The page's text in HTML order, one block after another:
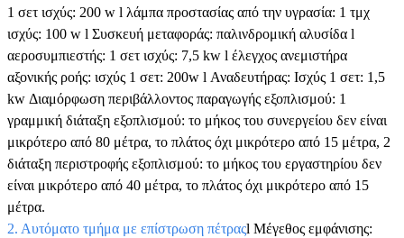
1 σετ ισχύς: 200 w l λάμπα προστασίας από την υγρασία: 1 τμχ
ισχύς: 100 w l Συσκευή μεταφοράς: παλινδρομική αλυσίδα l
αεροσυμπιεστής: 1 σετ ισχύς: 7,5 kw l έλεγχος ανεμιστήρα
αξονικής ροής: ισχύς 1 σετ: 200w l Αναδευτήρας: Ισχύς 1 σετ: 1,5
kw Διαμόρφωση περιβάλλοντος παραγωγής εξοπλισμού: 1
γραμμική διάταξη εξοπλισμού: το μήκος του συνεργείου δεν είναι
μικρότερο από 80 μέτρα, το πλάτος όχι μικρότερο από 15 μέτρα, 2
διάταξη περιστροφής εξοπλισμού: το μήκος του εργαστηρίου δεν
είναι μικρότερο από 40 μέτρα, το πλάτος όχι μικρότερο από 15
μέτρα.
2. Αυτόματο τμήμα με επίστρωση πέτραςl Μέγεθος εμφάνισης: